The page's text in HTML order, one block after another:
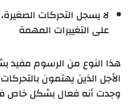
لا يسجل التحركات
على التغييرات المهمة
هذا النوع من الرسوم
الأجل الذين يهتمون
وجدت أنه فعال بشكل خاص